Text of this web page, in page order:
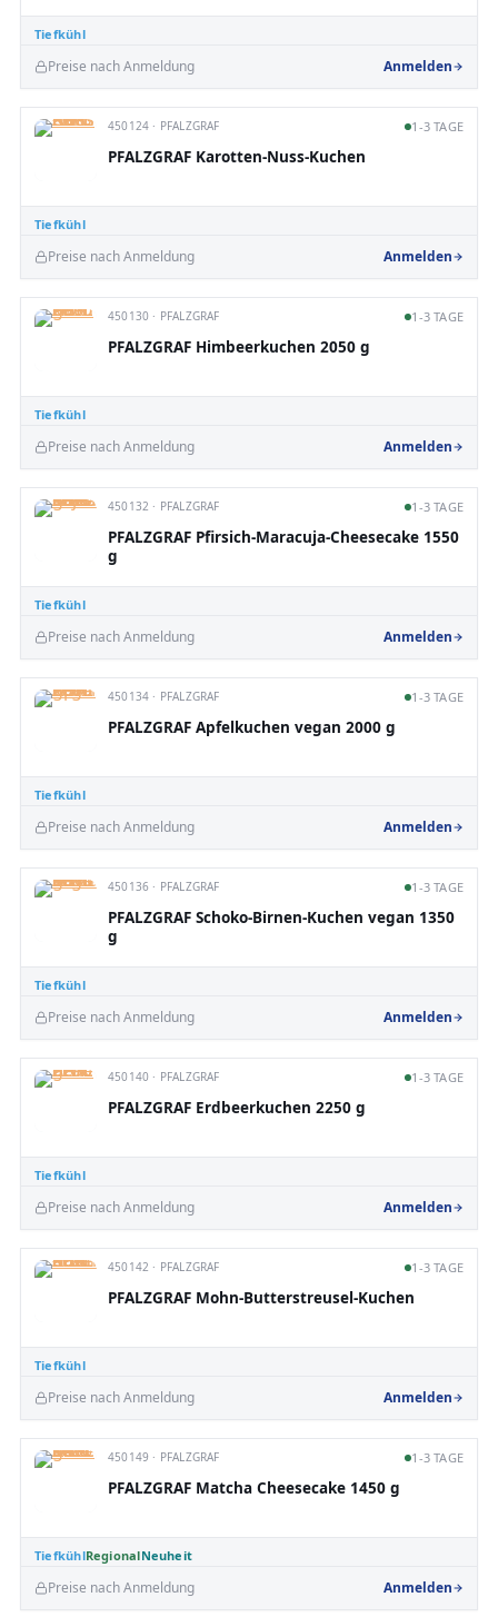
Tiefkühl
Preise nach Anmeldung Anmelden
Tiefkühl
450124 · PFALZGRAF 1-3 TAGE
PFALZGRAF Karotten-Nuss-Kuchen
Preise nach Anmeldung Anmelden
Tiefkühl
450130 · PFALZGRAF 1-3 TAGE
PFALZGRAF Himbeerkuchen 2050 g
Preise nach Anmeldung Anmelden
Tiefkühl
450132 · PFALZGRAF 1-3 TAGE
PFALZGRAF Pfirsich-Maracuja-Cheesecake 1550
g
Preise nach Anmeldung Anmelden
Tiefkühl
450134 · PFALZGRAF 1-3 TAGE
PFALZGRAF Apfelkuchen vegan 2000 g
Preise nach Anmeldung Anmelden
Tiefkühl
450136 · PFALZGRAF 1-3 TAGE
PFALZGRAF Schoko-Birnen-Kuchen vegan 1350
g
Preise nach Anmeldung Anmelden
Tiefkühl
450140 · PFALZGRAF 1-3 TAGE
PFALZGRAF Erdbeerkuchen 2250 g
Preise nach Anmeldung Anmelden
Tiefkühl
450142 · PFALZGRAF 1-3 TAGE
PFALZGRAF Mohn-Butterstreusel-Kuchen
Preise nach Anmeldung Anmelden
TiefkühlRegionalNeuheit
450149 · PFALZGRAF 1-3 TAGE
PFALZGRAF Matcha Cheesecake 1450 g
Preise nach Anmeldung Anmelden